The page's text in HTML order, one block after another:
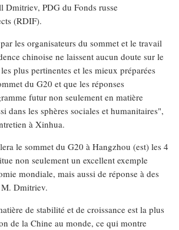
Dmitriev, PDG du Fonds russe
(RDIF).
les organisateurs du sommet et le travail
chinoise ne laissent aucun doute sur le
plus pertinentes et les mieux préparées
du G20 et que les réponses
futur non seulement en matière
dans les sphères sociales et humanitaires",
à Xinhua.
le sommet du G20 à Hangzhou (est) les 4
non seulement un excellent exemple
mondiale, mais aussi de réponse à des
Dmitriev.
de stabilité et de croissance est la plus
de la Chine au monde, ce qui montre